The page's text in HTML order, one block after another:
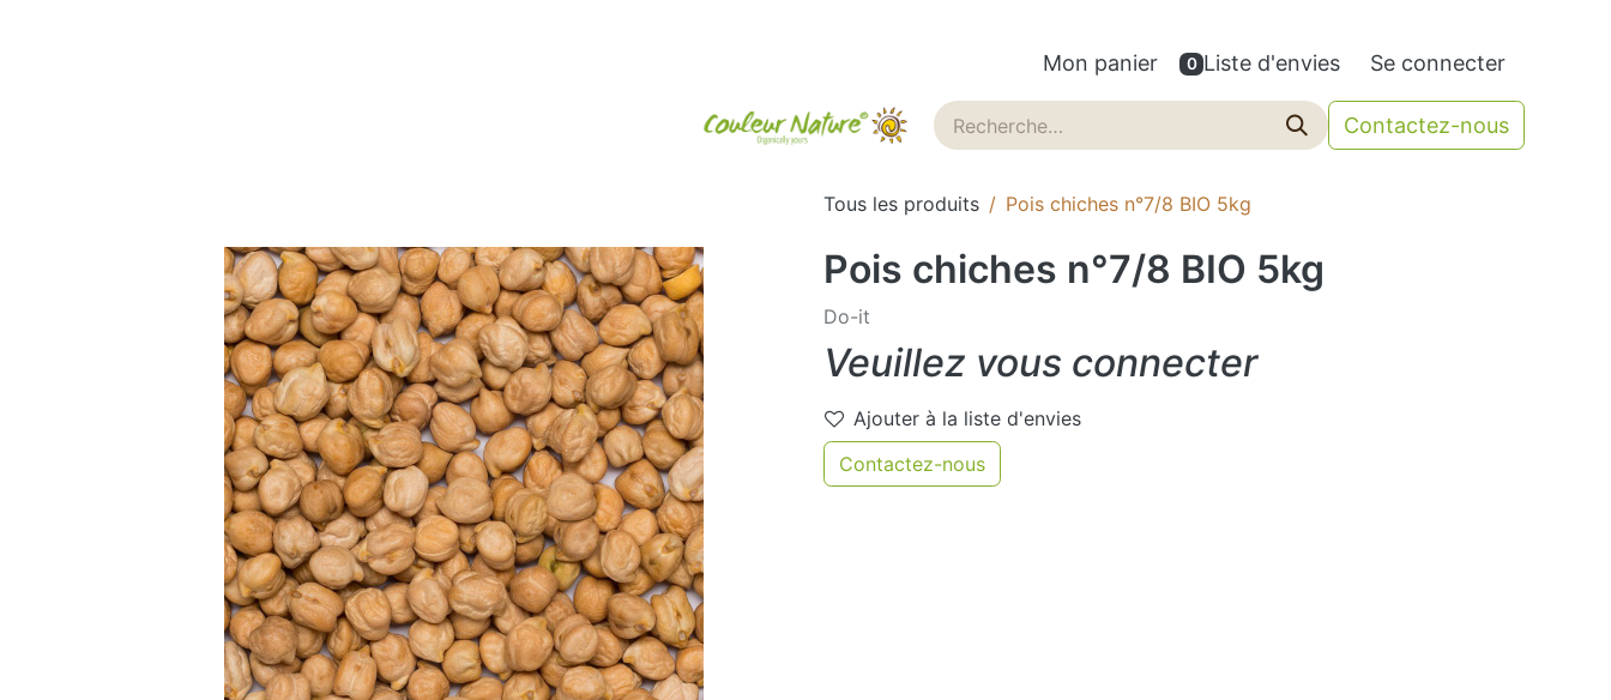
Mon panier 0 Liste d'envies Se connecter
Blog Contactez-nous
Tous les produits Pois chiches n°7/8 BIO 5kg
Pois chiches n°7/8 BIO 5kg
Do-it
Veuillez vous connecter
Ajouter à la liste d'envies
Contactez-nous